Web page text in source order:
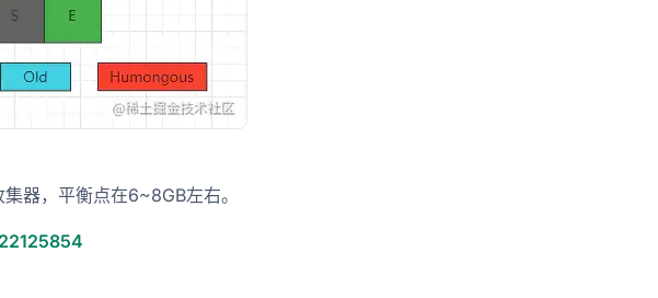
器，平衡点在6~8GB左右。